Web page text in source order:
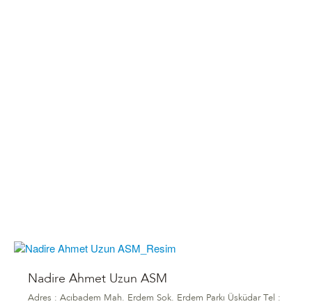
Nadire Ahmet Uzun ASM
Adres : Acıbadem Mah. Erdem Sok. Erdem Parkı Üsküdar Tel :